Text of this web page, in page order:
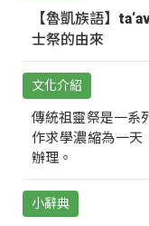
【魯凱族語】
士祭的由來
文化介紹
傳統祖靈祭是一系
作求學濃縮為一天
辦理。
小辭典